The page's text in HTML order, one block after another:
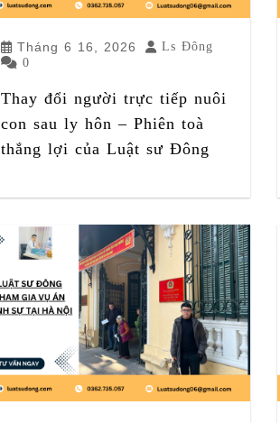
Tháng 6 16, 2026
Ls Đông
0
Thay đổi người trực tiếp nuôi
con sau ly hôn – Phiên toà
thắng lợi của Luật sư Đông